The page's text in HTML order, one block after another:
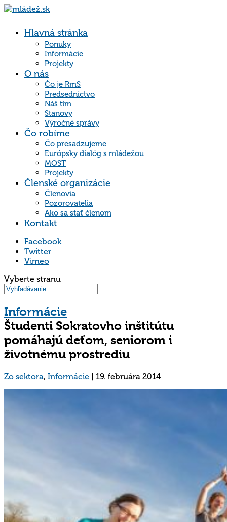
Hlavná stránka
Ponuky
Informácie
Projekty
O nás
Čo je RmS
Predsedníctvo
Náš tím
Stanovy
Výročné správy
Čo robíme
Čo presadzujeme
Európsky dialóg s mládežou
MOST
Projekty
Členské organizácie
Členovia
Pozorovatelia
Ako sa stať členom
Kontakt
Facebook
Twitter
Vimeo
Vyberte stranu
Informácie
Študenti Sokratovho inštitútu
pomáhajú deťom, seniorom i
životnému prostrediu
Zo sektora, Informácie 19. februára 2014